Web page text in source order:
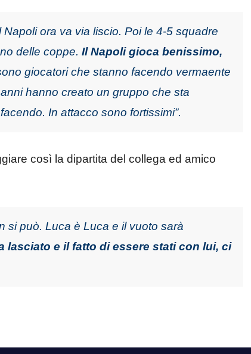
ora va via liscio. Poi le 4-5 squadre
delle coppe. Il Napoli gioca benissimo,
giocatori che stanno facendo vermaente
hanno creato un gruppo che sta
In attacco sono fortissimi”.
così la dipartita del collega ed amico
si può. Luca è Luca e il vuoto sarà
lasciato e il fatto di essere stati con lui, ci